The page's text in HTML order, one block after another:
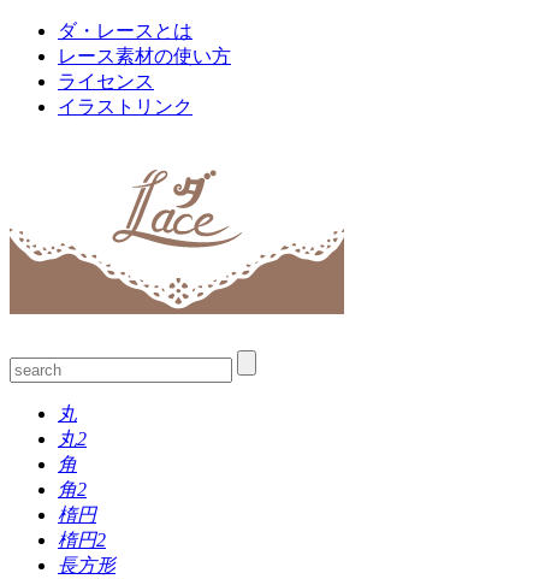
ダ・レースとは
レース素材の使い方
ライセンス
イラストリンク
丸
丸2
角
角2
楕円
楕円2
長方形